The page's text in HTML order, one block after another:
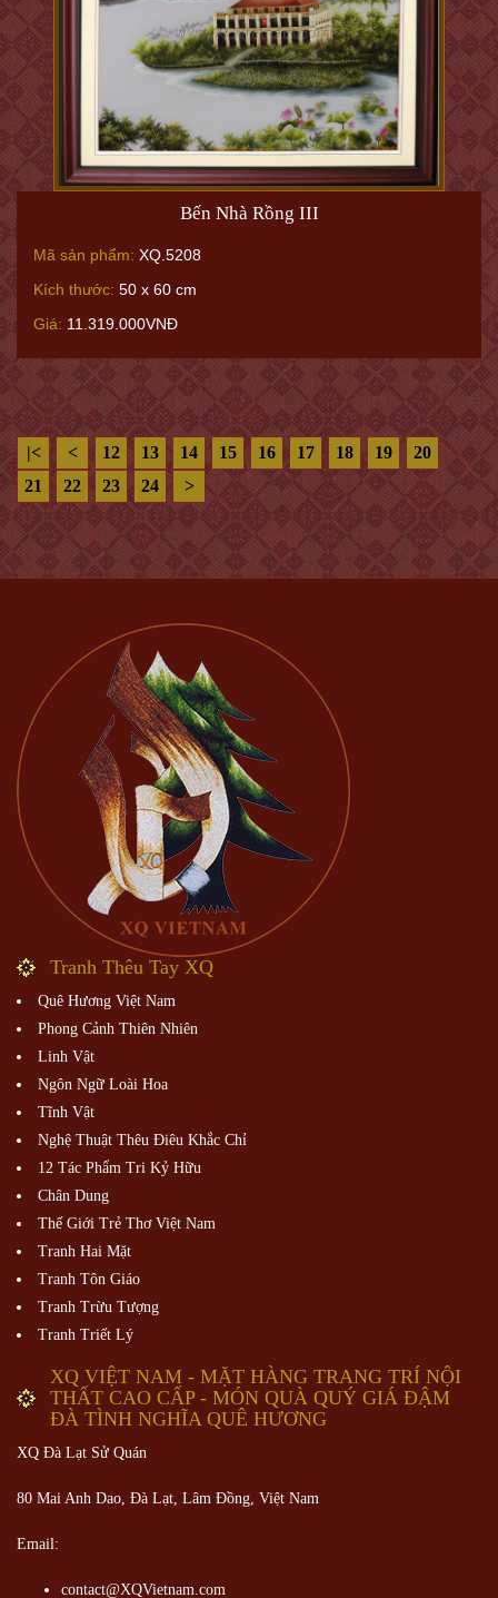
Bến Nhà Rồng III
Mã sản phẩm: XQ.5208
Kích thước: 50 x 60 cm
Giá: 11.319.000VNĐ
|< < 12 13 14 15 16 17 18 19
20
21
22 23 24 >
Tranh Thêu Tay XQ
Quê Hương Việt Nam
Phong Cảnh Thiên Nhiên
Linh Vật
Ngôn Ngữ Loài Hoa
Tĩnh Vật
Nghệ Thuật Thêu Điêu Khắc Chỉ
12 Tác Phẩm Tri Kỷ Hữu
Chân Dung
Thế Giới Trẻ Thơ Việt Nam
Tranh Hai Mặt
Tranh Tôn Giáo
Tranh Trừu Tượng
Tranh Triết Lý
XQ VIỆT NAM - MẶT HÀNG TRANG TRÍ NỘI
THẤT CAO CẤP - MÓN QUÀ QUÝ GIÁ ĐẬM
ĐÀ TÌNH NGHĨA QUÊ HƯƠNG
XQ Đà Lạt Sử Quán
80 Mai Anh Dao, Đà Lạt, Lâm Đồng, Việt Nam
Email:
contact@XQVietnam.com